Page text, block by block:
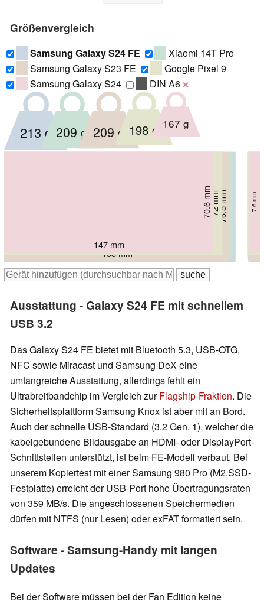
Größenvergleich
Samsung Galaxy S24 FE
Xiaomi 14T Pro
Samsung Galaxy S23 FE
Google Pixel 9
Samsung Galaxy S24
DIN A6 ❌
162 mm
77.3 mm 8 mm
213 g
160.4 mm
75.1 mm 8.39 mm
209 g
158 mm
76.5 mm 8.2 mm
209 g
152.8 mm
72 mm 8.5 mm
198 g
147 mm
70.6 mm 7.6 mm
167 g
Ausstattung - Galaxy S24 FE mit schnellem
USB 3.2
Das Galaxy S24 FE bietet mit Bluetooth 5.3, USB-OTG,
NFC sowie Miracast und Samsung DeX eine
umfangreiche Ausstattung, allerdings fehlt ein
Ultrabreitbandchip im Vergleich zurFlagship-Fraktion. Die
Sicherheitsplattform Samsung Knox ist aber mit an Bord.
Auch der schnelle USB-Standard (3.2 Gen. 1), welcher die
kabelgebundene Bildausgabe an HDMI- oder DisplayPort-
Schnittstellen unterstützt, ist beim FE-Modell verbaut. Bei
unserem Kopiertest mit einer Samsung 980 Pro (M2.SSD-
Festplatte) erreicht der USB-Port hohe Übertragungsraten
von 359 MB/s. Die angeschlossenen Speichermedien
dürfen mit NTFS (nur Lesen) oder exFAT formatiert sein.
Software - Samsung-Handy mit langen
Updates
Bei der Software müssen bei der Fan Edition keine